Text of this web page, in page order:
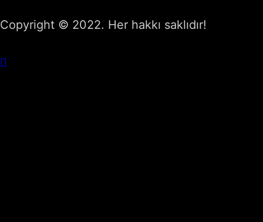
Copyright © 2022. Her hakkı saklıdır!